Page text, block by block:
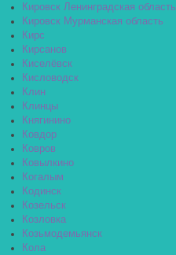
Кировск Ленинградская область
Кировск Мурманская область
Кирс
Кирсанов
Киселёвск
Кисловодск
Клин
Клинцы
Княгинино
Ковдор
Ковров
Ковылкино
Когалым
Кодинск
Козельск
Козловка
Козьмодемьянск
Кола